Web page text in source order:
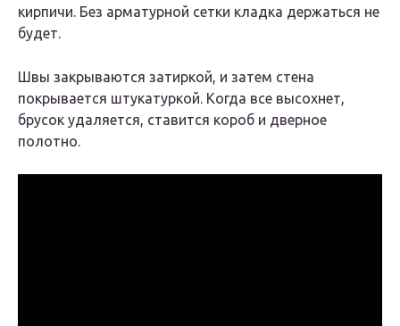
кирпичи. Без арматурной сетки кладка держаться не
будет.
Швы закрываются затиркой, и затем стена
покрывается штукатуркой. Когда все высохнет,
брусок удаляется, ставится короб и дверное
полотно.